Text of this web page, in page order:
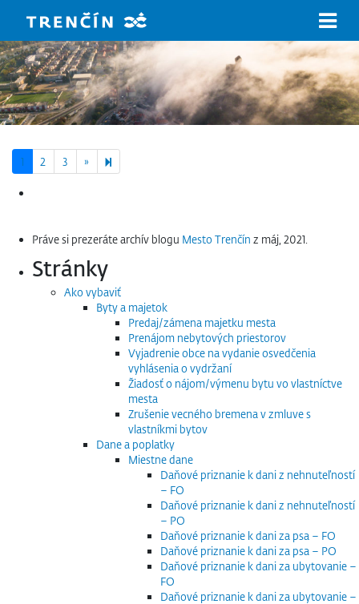
1 2 3 » Next page
6
Práve si prezeráte archív blogu Mesto Trenčín z máj, 2021.
Stránky
Ako vybaviť
Byty a majetok
Predaj/zámena majetku mesta
Prenájom nebytových priestorov
Vyjadrenie obce na vydanie osvedčenia
vyhlásenia o vydržaní
Žiadosť o nájom/výmenu bytu vo vlastníctve
mesta
Zrušenie vecného bremena v zmluve s
vlastníkmi bytov
Dane a poplatky
Miestne dane
Daňové priznanie k dani z nehnuteľností
– FO
Daňové priznanie k dani z nehnuteľností
– PO
Daňové priznanie k dani za psa – FO
Daňové priznanie k dani za psa – PO
Daňové priznanie k dani za ubytovanie –
FO
Daňové priznanie k dani za ubytovanie –